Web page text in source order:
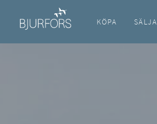
KÖPA SÄLJA